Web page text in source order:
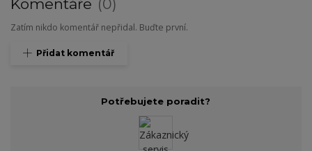
Komentáře 0
Zatím nikdo komentář nepřidal. Buďte první.
Přidat komentář
Potřebujete poradit?